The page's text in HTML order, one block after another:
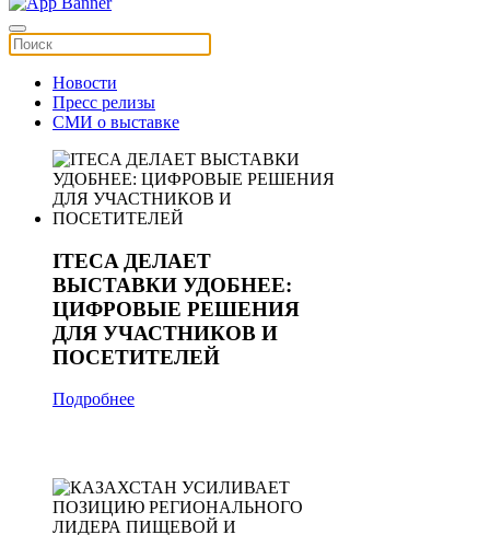
Новости
Пресс релизы
СМИ о выставке
ITECA ДЕЛАЕТ
ВЫСТАВКИ УДОБНЕЕ:
ЦИФРОВЫЕ РЕШЕНИЯ
ДЛЯ УЧАСТНИКОВ И
ПОСЕТИТЕЛЕЙ
Подробнее